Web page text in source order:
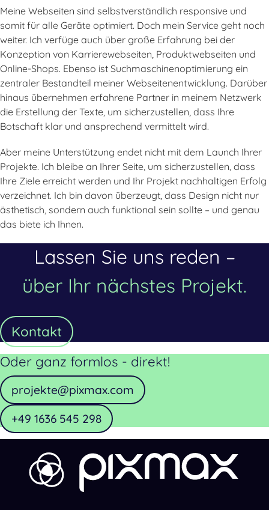
Meine Webseiten sind selbstverständlich responsive und
somit für alle Geräte optimiert. Doch mein Service geht noch
weiter. Ich verfüge auch über große Erfahrung bei der
Konzeption von Karrierewebseiten, Produktwebseiten und
Online-Shops. Ebenso ist Suchmaschinenoptimierung ein
zentraler Bestandteil meiner Webseitenentwicklung. Darüber
hinaus übernehmen erfahrene Partner in meinem Netzwerk
die Erstellung der Texte, um sicherzustellen, dass Ihre
Botschaft klar und ansprechend vermittelt wird.
Aber meine Unterstützung endet nicht mit dem Launch Ihrer
Projekte. Ich bleibe an Ihrer Seite, um sicherzustellen, dass
Ihre Ziele erreicht werden und Ihr Projekt nachhaltigen Erfolg
verzeichnet. Ich bin davon überzeugt, dass Design nicht nur
ästhetisch, sondern auch funktional sein sollte – und genau
das biete ich Ihnen.
Lassen Sie uns reden –
über Ihr nächstes Projekt.
Kontakt
Oder ganz formlos - direkt!
projekte@pixmax.com
+49 1636 545 298